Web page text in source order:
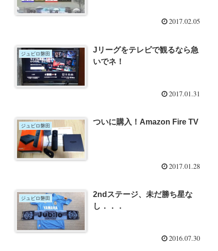
2017.02.05
ジュビロ磐田
Jリーグをテレビで観るなら急
いでネ！
2017.01.31
ジュビロ磐田 ついに購入！Amazon Fire TV
2017.01.28
ジュビロ磐田
2ndステージ、未だ勝ち星な
し．．．
2016.07.30